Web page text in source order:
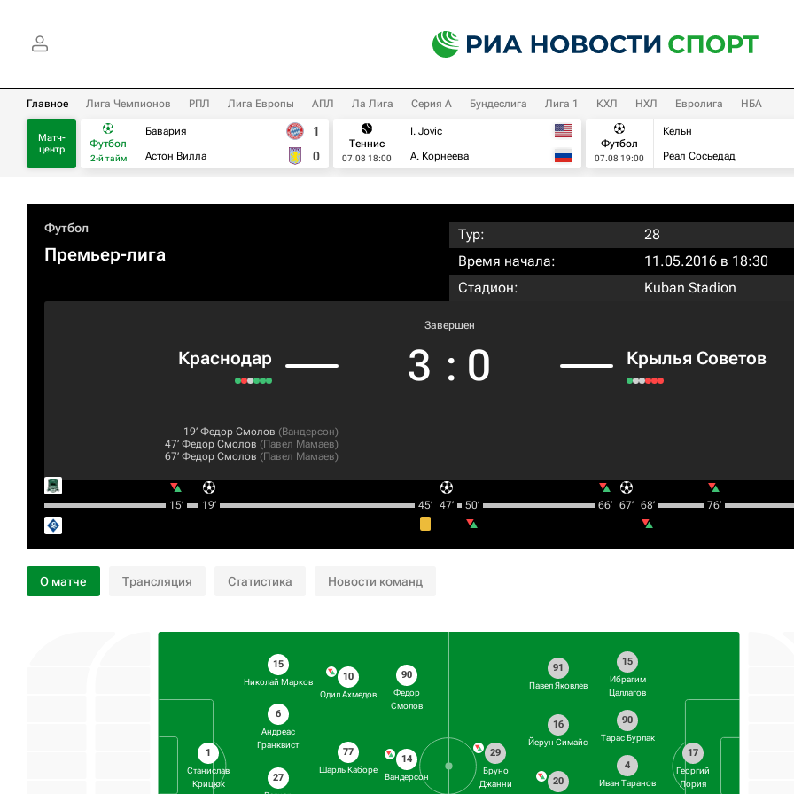
Главное Лига Чемпионов РПЛ Лига Европы АПЛ Ла Лига Серия А Бундеслига Лига 1 КХЛ НХЛ Евролига НБА
Матч-
центр
Футбол
2-й тайм
Бавария
Астон Вилла
1
0
Теннис
07.08 18:00
I. Jovic
А. Корнеева
Футбол
07.08 19:00
Кельн
Реал Сосьедад
Футбол
Премьер-лига
Тур:
28
Время начала:
11.05.2016 в 18:30
Стадион:
Kuban Stadion
Краснодар
Завершен
3 : 0 Крылья Советов
19‎’‎ Федор Смолов (Вандерсон)
47‎’‎ Федор Смолов (Павел Мамаев)
67‎’‎ Федор Смолов (Павел Мамаев)
15‎’‎ 19‎’‎ 45‎’‎ 47‎’‎ 50‎’‎ 66‎’‎ 67‎’‎ 68‎’‎ 76‎’‎
О матче Трансляция Статистика Новости команд
1
Станислав
Крицюк
15
Николай Марков
6
Андреас
Гранквист
27
10
Одил Ахмедов
77
Шарль Каборе
90
Федор
Смолов
14
Вандерсон
17
Георгий
Лория
15
Ибрагим
Цаллагов
90
Тарас Бурлак
4
Иван Таранов
91
Павел Яковлев
16
Йерун Симайс
20
29
Бруно
Джанни